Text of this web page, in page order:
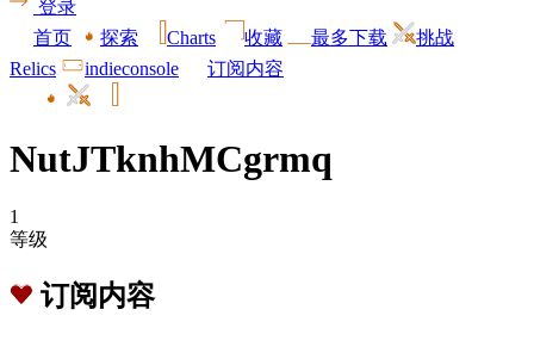
登录
首页
探索 Charts 收藏 最多下载
挑战
Relics
indieconsole 订阅内容
NutJTknhMCgrmq
1
等级
订阅内容